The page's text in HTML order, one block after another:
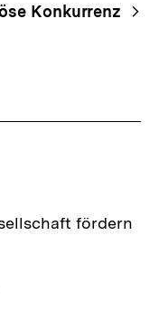
Konkurrenz
fördern